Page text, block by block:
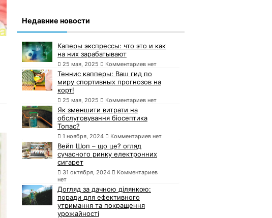
Недавние новости
Каперы экспрессы: что это и как
на них зарабатывают
25 мая, 2025 Комментариев нет
Теннис капперы: Ваш гид по
миру спортивных прогнозов на
корт!
25 мая, 2025 Комментариев нет
Як зменшити витрати на
обслуговування біосептика
Топас?
1 ноября, 2024 Комментариев нет
Вейп Шоп – що це? огляд
сучасного ринку електронних
сигарет
31 октября, 2024
Комментариев
нет
Догляд за дачною ділянкою:
поради для ефективного
утримання та покращення
урожайності